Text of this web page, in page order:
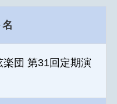
団 第31回定期演